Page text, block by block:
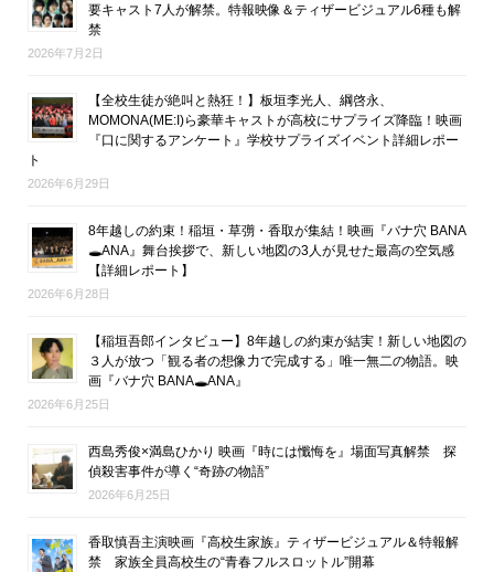
要キャスト7人が解禁。特報映像＆ティザービジュアル6種も解
禁
2026年7月2日
【全校生徒が絶叫と熱狂！】板垣李光人、綱啓永、
MOMONA(ME:I)ら豪華キャストが高校にサプライズ降臨！映画
『口に関するアンケート』学校サプライズイベント詳細レポー
ト
2026年6月29日
8年越しの約束！稲垣・草彅・香取が集結！映画『バナ穴 BANA
🕳ANA』舞台挨拶で、新しい地図の3人が見せた最高の空気感
【詳細レポート】
2026年6月28日
【稲垣吾郎インタビュー】8年越しの約束が結実！新しい地図の
３人が放つ「観る者の想像力で完成する」唯一無二の物語。映
画『バナ穴 BANA🕳ANA』
2026年6月25日
西島秀俊×満島ひかり 映画『時には懺悔を』場面写真解禁 探
偵殺害事件が導く“奇跡の物語”
2026年6月25日
香取慎吾主演映画『高校生家族』ティザービジュアル＆特報解
禁 家族全員高校生の“青春フルスロットル”開幕